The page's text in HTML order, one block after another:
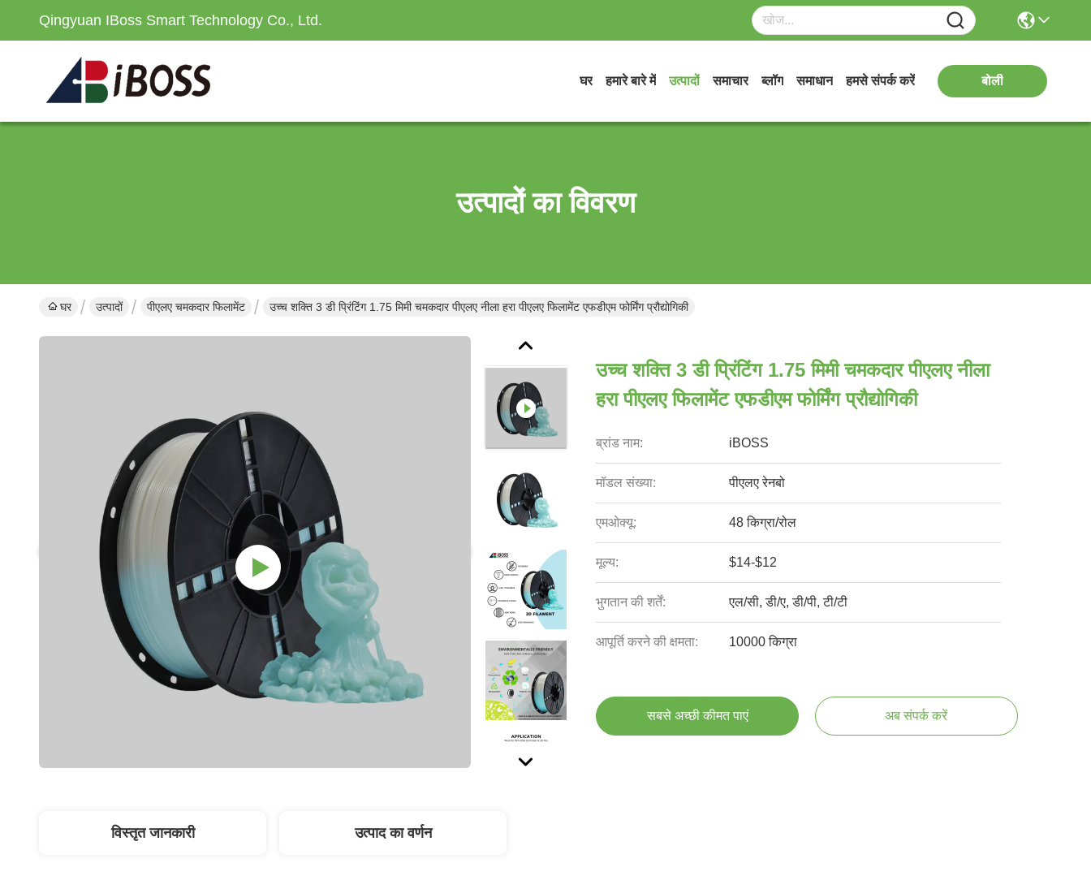
Qingyuan IBoss Smart Technology Co., Ltd.
घर हमारे बारे में उत्पादों समाचार ब्लॉग समाधान हमसे संपर्क करें बोली
उत्पादों का विवरण
घर उत्पादों पीएलए चमकदार फिलामेंट उच्च शक्ति 3 डी प्रिंटिंग 1.75 मिमी चमकदार पीएलए नीला हरा पीएलए फिलामेंट एफडीएम फोर्मिंग प्रौद्योगिकी
उच्च शक्ति 3 डी प्रिंटिंग 1.75 मिमी चमकदार पीएलए नीला
हरा पीएलए फिलामेंट एफडीएम फोर्मिंग प्रौद्योगिकी
ब्रांड नाम: iBOSS
मॉडल संख्या: पीएलए रेनबो
एमओक्यू: 48 किग्रा/रोल
मूल्य: $14-$12
भुगतान की शर्तें: एल/सी, डी/ए, डी/पी, टी/टी
आपूर्ति करने की क्षमता: 10000 किग्रा
सबसे अच्छी कीमत पाएं अब संपर्क करें
विस्तृत जानकारी उत्पाद का वर्णन